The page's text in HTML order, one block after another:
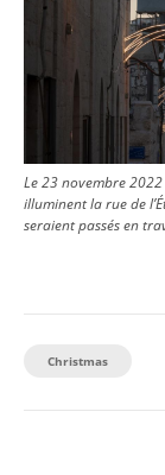
Le 23 novembre
illuminent la rue de
seraient passés en
Christmas